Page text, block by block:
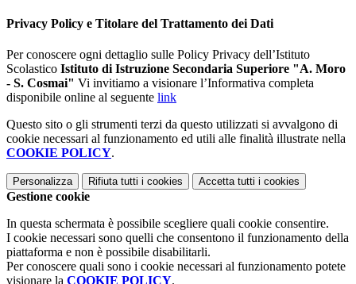
Privacy Policy e Titolare del Trattamento dei Dati
Per conoscere ogni dettaglio sulle Policy Privacy dell’Istituto
Scolastico Istituto di Istruzione Secondaria Superiore "A. Moro
- S. Cosmai" Vi invitiamo a visionare l’Informativa completa
disponibile online al seguente link
Questo sito o gli strumenti terzi da questo utilizzati si avvalgono di
cookie necessari al funzionamento ed utili alle finalità illustrate nella
COOKIE POLICY.
Personalizza Rifiuta tutti i cookies Accetta tutti i cookies
Gestione cookie
In questa schermata è possibile scegliere quali cookie consentire.
I cookie necessari sono quelli che consentono il funzionamento della
piattaforma e non è possibile disabilitarli.
Per conoscere quali sono i cookie necessari al funzionamento potete
visionare la COOKIE POLICY.